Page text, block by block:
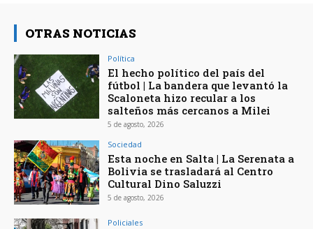
OTRAS NOTICIAS
Política
El hecho político del país del
fútbol | La bandera que levantó la
Scaloneta hizo recular a los
salteños más cercanos a Milei
5 de agosto, 2026
Sociedad
Esta noche en Salta | La Serenata a
Bolivia se trasladará al Centro
Cultural Dino Saluzzi
5 de agosto, 2026
Policiales